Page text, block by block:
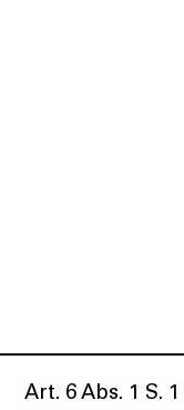
Art. 6 Abs. 1 S. 1